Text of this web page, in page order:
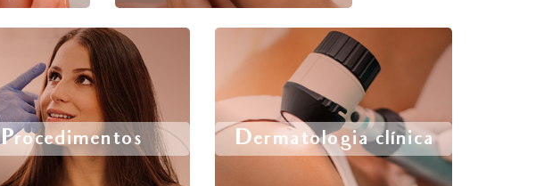
Procedimentos Dermatologia clínica